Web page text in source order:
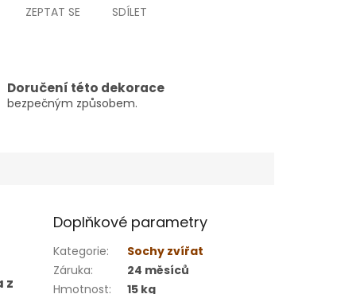
ZEPTAT SE SDÍLET
Doručení této dekorace
bezpečným způsobem.
z
Doplňkové parametry
Kategorie:
Sochy zvířat
Záruka:
24 měsíců
Hmotnost:
15 kg